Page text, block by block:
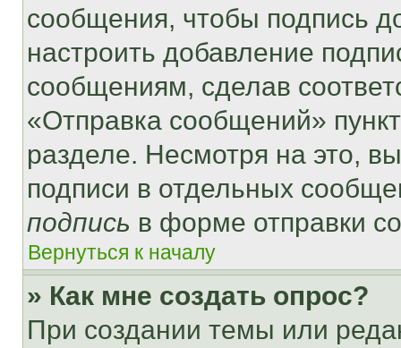
сообщения, чтобы подпись
настроить добавление
сообщениям, сделав
«Отправка сообщений»
разделе. Несмотря на это,
подписи в отдельных
подпись в форме отправки
Вернуться к началу
» Как мне создать опрос?
При создании темы или